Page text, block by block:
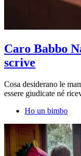
Caro Babbo
scrive
Cosa desiderano le
essere giudicate né
Ho un bimbo